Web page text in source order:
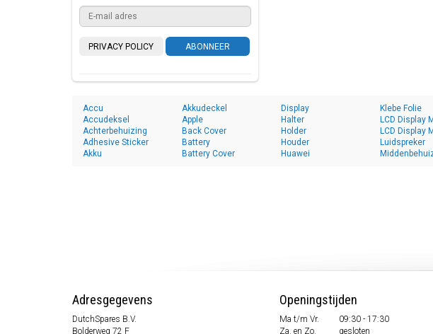
PRIVACY POLICY ABONNEER
Accu
Accudeksel
Achterbehuizing
Adhesive Sticker
Akku
Akkudeckel
Apple
Back Cover
Battery
Battery Cover
Display
Halter
Holder
Houder
Huawei
Klebe Folie
LCD Display
LCD Display
Luidspreker
Adresgegevens
DutchSpares B.V.
Bolderweg 72 F
Openingstijden
Ma t/m Vr.
09:30 - 17:30
Za. en Zo.
gesloten